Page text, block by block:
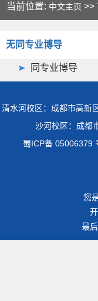
当前位置: 中文主页 >>
无同专业博导
同专业博导
清水河校区：成都市高
沙河校区：成都
蜀ICP备
您
最